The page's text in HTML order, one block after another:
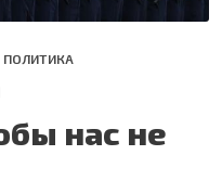
ПОЛИТИКА
нас не